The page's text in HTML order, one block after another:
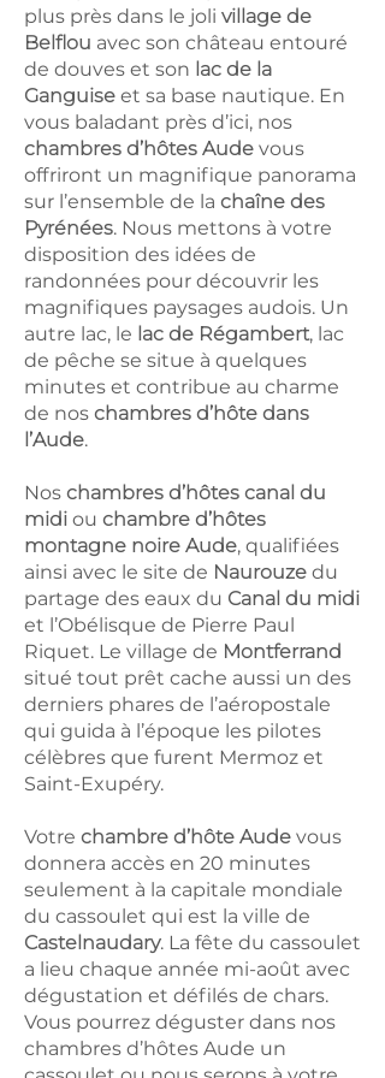
plus près dans le joli village de
Belflou avec son château entouré
de douves et son lac de la
Ganguise et sa base nautique. En
vous baladant près d’ici, nos
chambres d’hôtes Aude vous
offriront un magnifique panorama
sur l’ensemble de la chaîne des
Pyrénées. Nous mettons à votre
disposition des idées de
randonnées pour découvrir les
magnifiques paysages audois. Un
autre lac, le lac de Régambert, lac
de pêche se situe à quelques
minutes et contribue au charme
de nos chambres d’hôte dans
l’Aude.
Nos chambres d’hôtes canal du
midi ou chambre d’hôtes
montagne noire Aude, qualifiées
ainsi avec le site de Naurouze du
partage des eaux du Canal du midi
et l’Obélisque de Pierre Paul
Riquet. Le village de Montferrand
situé tout prêt cache aussi un des
derniers phares de l’aéropostale
qui guida à l’époque les pilotes
célèbres que furent Mermoz et
Saint-Exupéry.
Votre chambre d’hôte Aude vous
donnera accès en 20 minutes
seulement à la capitale mondiale
du cassoulet qui est la ville de
Castelnaudary. La fête du cassoulet
a lieu chaque année mi-août avec
dégustation et défilés de chars.
Vous pourrez déguster dans nos
chambres d’hôtes Aude un